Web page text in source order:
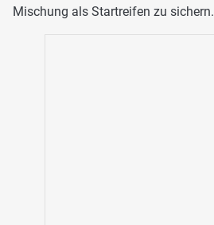
Mischung als Startreifen zu sichern.